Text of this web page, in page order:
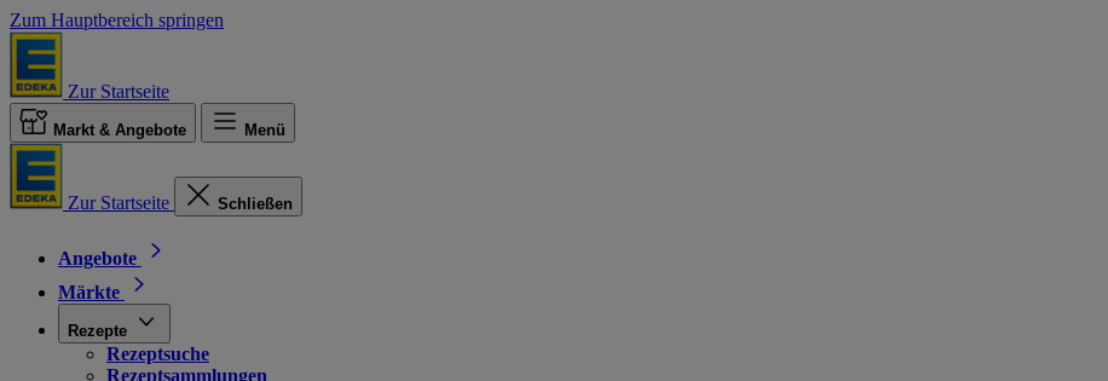
Zum Hauptbereich springen
Zur Startseite
Markt & Angebote Menü
Zur Startseite Schließen
Angebote
Märkte
Rezepte
Rezeptsuche
Rezeptsammlungen